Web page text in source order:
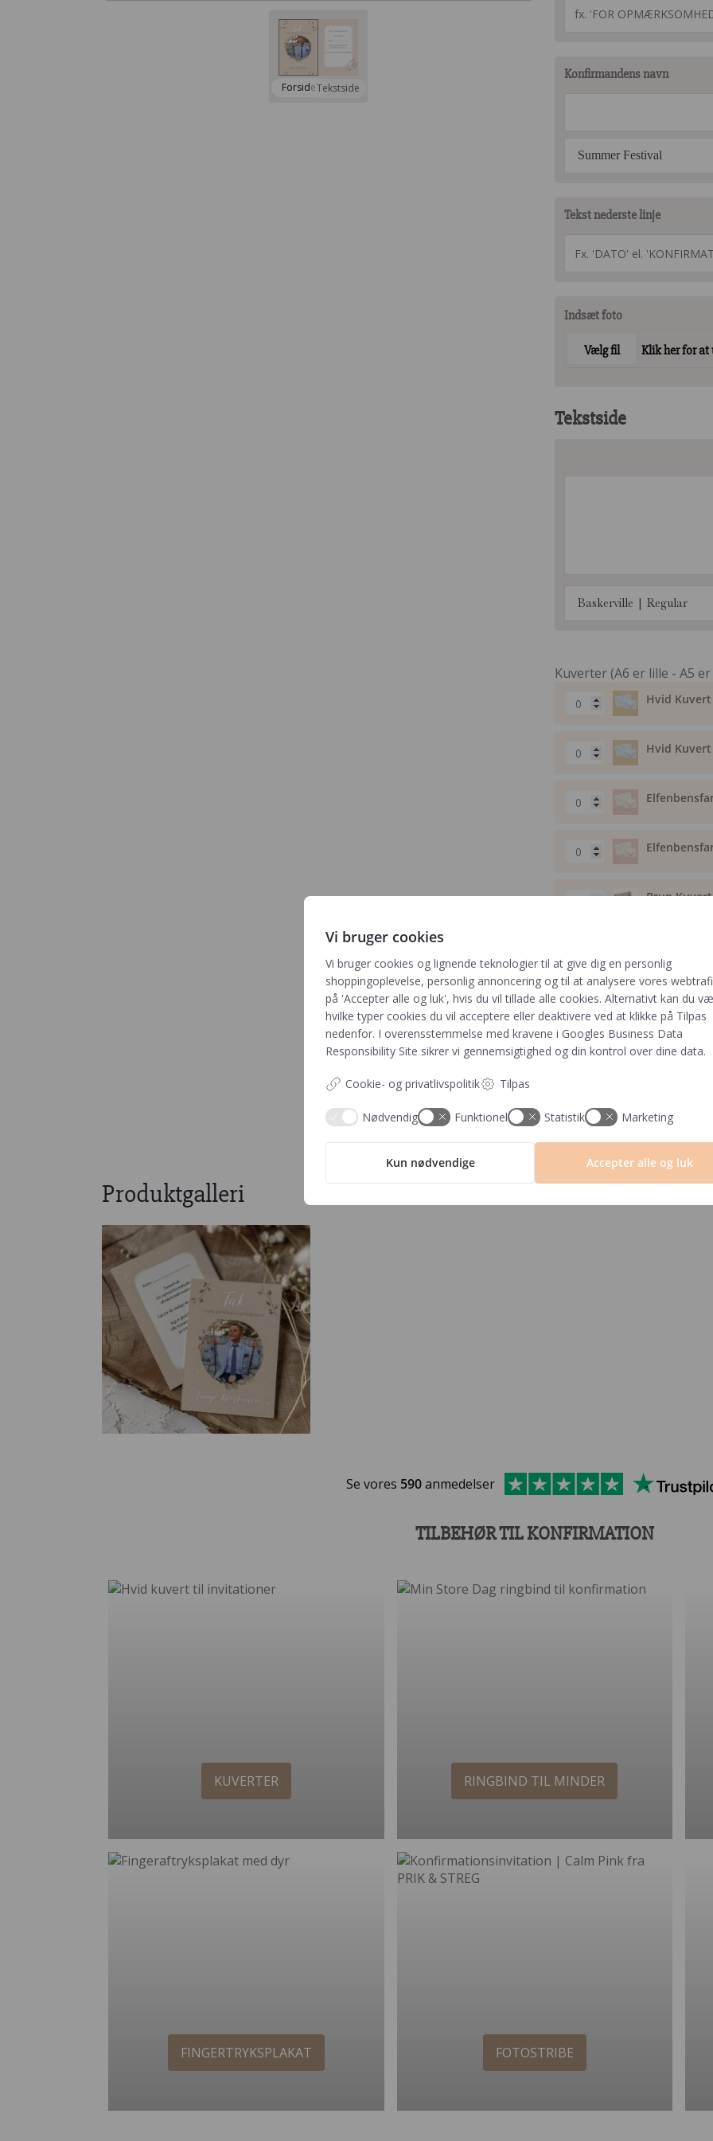
ForsideTekstside
Konfirmandens navn
Summer Festival
Tekst nederste linje
Indsæt foto
Vælg fil Klik her for at
Tekstside
Baskerville | Regular
- +
Der er et
Kuverter (A6 er lille - A5
Hvid
Hvid
Brun
Fragt fra kun 29,- ∙ GRATIS
Produktgalleri
Se vores 590anmedelser
TILBEHØR TIL KONFIRMATION
KUVERTER RINGBIND TIL MINDER
FINGERTRYKSPLAKAT FOTOSTRIBE
Vi bruger cookies
Vi bruger cookies og lignende teknologier til at give dig en personlig
shoppingoplevelse, personlig annoncering og til at analysere vores
på 'Accepter alle og luk', hvis du vil tillade alle cookies. Alternativt kan du
hvilke typer cookies du vil acceptere eller deaktivere ved at klikke på Tilpas
nedenfor. I overensstemmelse med kravene i Googles Business Data
Responsibility Site sikrer vi gennemsigtighed og din kontrol over dine data.
Cookie- og privatlivspolitik Tilpas
Nødvendig Funktionel Statistik Marketing
Kun nødvendige Accepter alle og luk